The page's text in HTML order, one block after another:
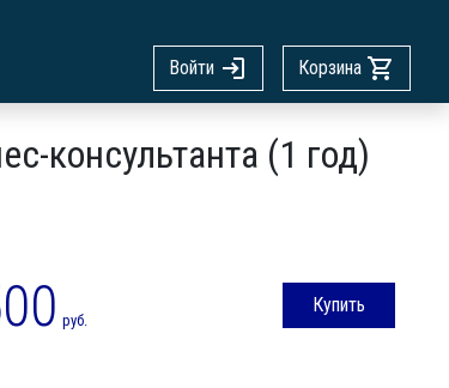
Войти Корзина
консультанта (1 год)
руб.
Купить